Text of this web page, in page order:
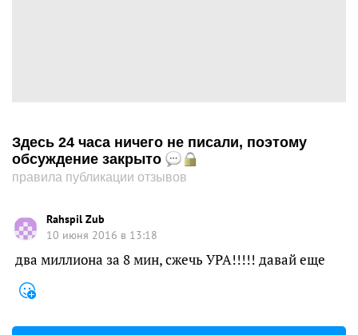
Здесь 24 часа ничего не писали, поэтому
обсуждение закрыто
правила публикации отзывов
Rahspil Zub
10 июня 2016 в 13:18
два миллиона за 8 мин, сжечь УРА!!!!! давай еще